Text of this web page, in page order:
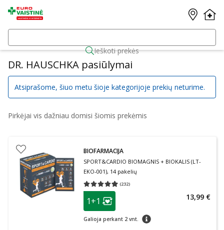
Ieškoti prekės
DR. HAUSCHKA pasiūlymai
Atsiprašome, šiuo metu šioje kategorijoje prekių neturime.
Pirkėjai vis dažniau domisi šiomis prekėmis
BIOFARMACIJA
SPORT&CARDIO BIOMAGNIS + BIOKALIS (LT-
EKO-001), 14 pakelių
(232)
Vidutinis įvertinimas 4.93
patarimas
Lojalumo klubo narių nuolaida
1+1
Galioja perkant 2 vnt. patarimas
13,99 €